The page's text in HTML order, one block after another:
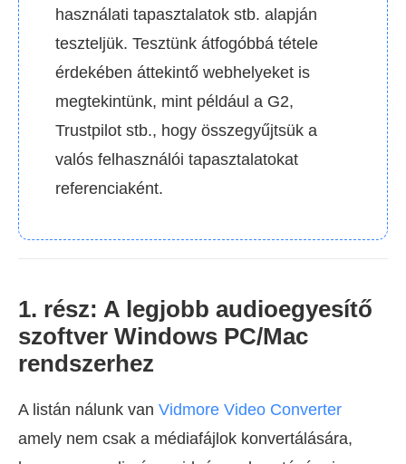
használati tapasztalatok stb. alapján
teszteljük. Tesztünk átfogóbbá tétele
érdekében áttekintő webhelyeket is
megtekintünk, mint például a G2,
Trustpilot stb., hogy összegyűjtsük a
valós felhasználói tapasztalatokat
referenciaként.
1. rész: A legjobb audioegyesítő
szoftver Windows PC/Mac
rendszerhez
A listán nálunk van Vidmore Video Converter
amely nem csak a médiafájlok konvertálására,